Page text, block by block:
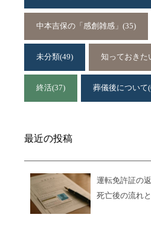
中本吉保の「感創雑感」 (35)
未分類(49) 知っておきた
終活(37) 葬儀後について
最近の投稿
運転免許証の
死亡後の流れ